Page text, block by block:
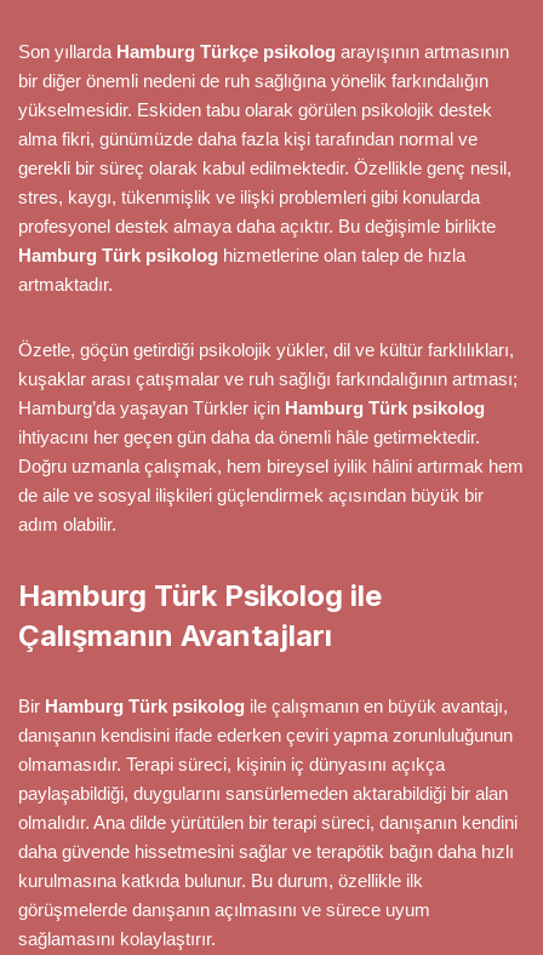
Son yıllarda Hamburg Türkçe psikolog arayışının artmasının
bir diğer önemli nedeni de ruh sağlığına yönelik farkındalığın
yükselmesidir. Eskiden tabu olarak görülen psikolojik destek
alma fikri, günümüzde daha fazla kişi tarafından normal ve
gerekli bir süreç olarak kabul edilmektedir. Özellikle genç nesil,
stres, kaygı, tükenmişlik ve ilişki problemleri gibi konularda
profesyonel destek almaya daha açıktır. Bu değişimle birlikte
Hamburg Türk psikolog hizmetlerine olan talep de hızla
artmaktadır.
Özetle, göçün getirdiği psikolojik yükler, dil ve kültür farklılıkları,
kuşaklar arası çatışmalar ve ruh sağlığı farkındalığının artması;
Hamburg’da yaşayan Türkler için Hamburg Türk psikolog
ihtiyacını her geçen gün daha da önemli hâle getirmektedir.
Doğru uzmanla çalışmak, hem bireysel iyilik hâlini artırmak hem
de aile ve sosyal ilişkileri güçlendirmek açısından büyük bir
adım olabilir.
Hamburg Türk Psikolog ile
Çalışmanın Avantajları
Bir Hamburg Türk psikolog ile çalışmanın en büyük avantajı,
danışanın kendisini ifade ederken çeviri yapma zorunluluğunun
olmamasıdır. Terapi süreci, kişinin iç dünyasını açıkça
paylaşabildiği, duygularını sansürlemeden aktarabildiği bir alan
olmalıdır. Ana dilde yürütülen bir terapi süreci, danışanın kendini
daha güvende hissetmesini sağlar ve terapötik bağın daha hızlı
kurulmasına katkıda bulunur. Bu durum, özellikle ilk
görüşmelerde danışanın açılmasını ve sürece uyum
sağlamasını kolaylaştırır.